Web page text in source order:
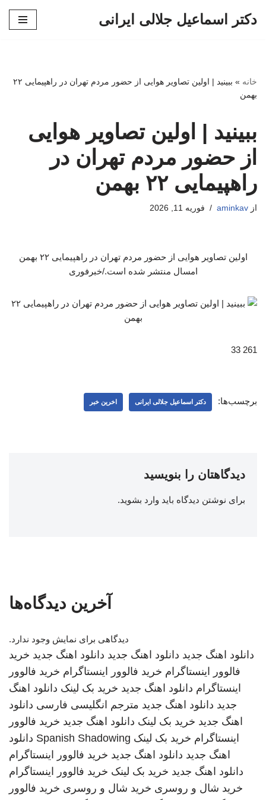
دکتر اسماعیل جلالی ایرانی
خانه »
ببینید | اولین تصاویر هوایی از حضور مردم تهران در راهپیمایی ۲۲
بهمن
ببینید | اولین تصاویر هوایی
از حضور مردم تهران در
راهپیمایی ۲۲ بهمن
از aminkav فوریه 11, 2026
اولین تصاویر هوایی از حضور مردم تهران در راهپیمایی ۲۲ بهمن
امسال منتشر شده است./خبرفوری
261 33
برچسب‌ها: دکتر اسماعیل جلالی ایرانی اخرین خبر
دیدگاهتان را بنویسید
برای نوشتن دیدگاه باید وارد بشوید.
آخرین دیدگاه‌ها
دیدگاهی برای نمایش وجود ندارد.
دانلود اهنگ جدید دانلود اهنگ جدید دانلود اهنگ جدید خرید
فالوور اینستاگرام خرید فالوور اینستاگرام خرید فالوور
اینستاگرام دانلود اهنگ جدید خرید بک لینک دانلود اهنگ
جدید دانلود اهنگ جدید مترجم انگلیسی فارسی دانلود
اهنگ جدید خرید بک لینک دانلود اهنگ جدید خرید فالوور
اینستاگرام خرید بک لینک Spanish Shadowing دانلود
اهنگ جدید دانلود اهنگ جدید خرید فالوور اینستاگرام
دانلود اهنگ جدید خرید بک لینک خرید فالوور اینستاگرام
خرید شال و روسری خرید شال و روسری خرید فالوور